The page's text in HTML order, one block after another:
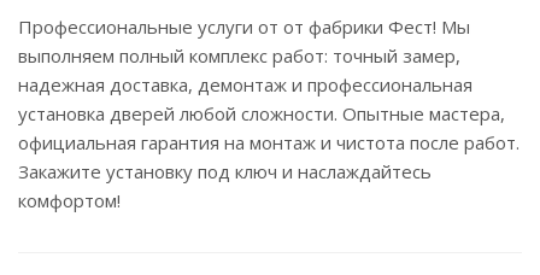
Профессиональные услуги от от фабрики Фест! Мы
выполняем полный комплекс работ: точный замер,
надежная доставка, демонтаж и профессиональная
установка дверей любой сложности. Опытные мастера,
официальная гарантия на монтаж и чистота после работ.
Закажите установку под ключ и наслаждайтесь
комфортом!